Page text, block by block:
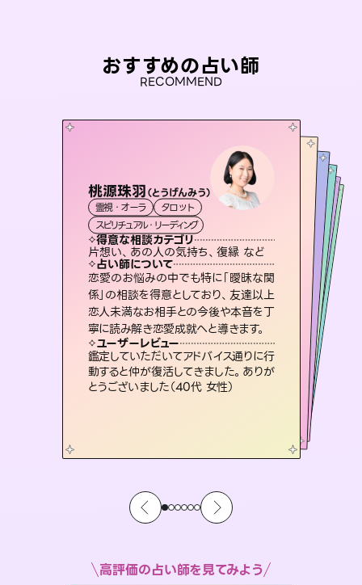
おすすめの占い師
RECOMMEND
桃源珠羽（とうげんみう）
霊視・オーラ
タロット
スピリチュアル・リーディング
得意な相談カテゴリ
片想い、あの人の気持ち、復縁 など
占い師について
恋愛のお悩みの中でも特に「曖昧な関
係」の相談を得意としており、友達以上
恋人未満なお相手との今後や本音を丁
寧に読み解き恋愛成就へと導きます。
ユーザーレビュー
鑑定していただいてアドバイス通りに行
動すると仲が復活してきました。ありが
とうございました（40代 女性）
おう 霊感オラクル
霊視・オーラ
オラクルカード
得意な相談カテゴリ
恋愛総合、あの人の気持ち など
占い師について
霊視×オラクルカードを使って「今」と
「未来」そして「気になるあの人の気持
ち」まで丁寧に読み解き、恋や人生のヒ
ントを優しく引き出します。
ユーザーレビュー
不安な気持ちが嘘みたいに晴れまし
た…！よく視えていらっしゃるんだなと
感じました（40代 女性）
未来視師＊花
霊視・オーラ
スピリチュアル・リーディング
得意な相談カテゴリ
出逢い、片想い、復縁 など
占い師について
未来には何パターンもの選択肢があり
ます。不安で視えにくくなっているあな
たの素敵な未来を見つけ、その未来を
選択できるようアドバイスします。
ユーザーレビュー
職場の人の性質や人間関係、本心など
本当によく視えていてびっくり。対策が
打てて前向きになれます（40代）
彗望（すいぼう
霊視・オーラ
スピリチュアル・リーディング
得意な相談カテゴリ
片想い、あの人の気持ち、復縁 など
占い師について
3,700年以上の歴史を持つ東洋最古の占術「易占」で詳細まで占い、幸せへ向かう道筋を示します。厳しい結果にも具体的な対策をお伝えします。
ユーザーレビュー
複雑な背景もしっかり聞いて鑑定して
いただけました。気持ちが楽になりまし
た（50代 女性）
アイリス -iris-
西洋占星術
ルーン
得意な相談カテゴリ
恋愛総合、片想い、二人の未来 など
占い師について
復縁、恋愛、不倫の行方、同性愛や片
思い、仕事関係や借金問題まで知りた
いことや心の負担になっていることを
紐解き、背中をそっと押して導きます。
ユーザーレビュー
安心感のあり、言い切ってくれる所や濁
さない鑑定のおかげで、毎回自分の気
持ちを整えられます（30代 男性）
セラピスト理恵
霊視・オーラ タロット
スピリチュアル・リーディング
得意な相談カテゴリ
片想い、二人の未来、年の差 など
占い師について
連絡再開、復縁、成就などの報告実績
多数。セラピストとして2万超の施術経
験があるからこそできる鑑定で、より良
い未来をサポートします。
ユーザーレビュー
とても心温まる鑑定でした。しかもこち
らは何も言っていないのに視えていらっ
しゃるんだなと驚きです（30代女性）
高評価の占い師を見てみよう